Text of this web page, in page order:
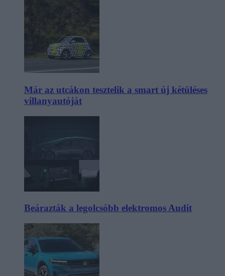
Már az utcákon tesztelik a smart új kétüléses
villanyautóját
Beárazták a legolcsóbb elektromos Audit